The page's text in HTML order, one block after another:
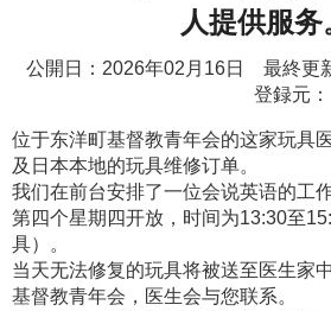
人提供服务
公開日：2026年02月16日 最終更
登録元：
位于东洋町基督教青年会的这家玩具
及日本本地的玩具维修订单。
我们在前台安排了一位会说英语的工
第四个星期四开放，时间为13:30至
具）。
当天无法修复的玩具将被送至医生家
基督教青年会，医生会与您联系。